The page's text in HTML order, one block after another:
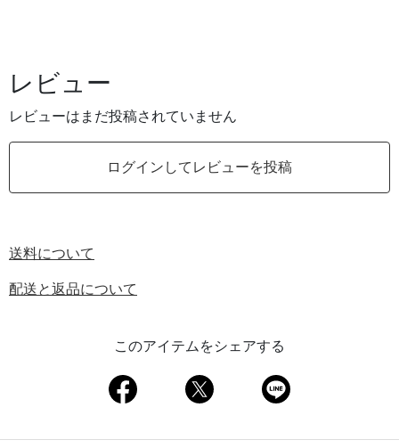
レビュー
レビューはまだ投稿されていません
ログインしてレビューを投稿
送料について
配送と返品について
このアイテムをシェアする